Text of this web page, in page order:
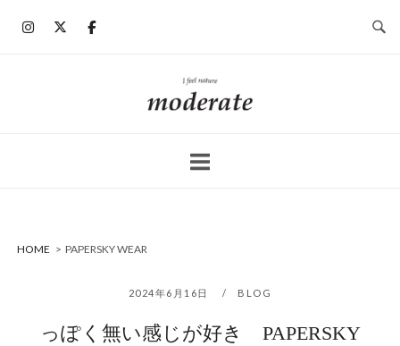
ホ
ー
HOME > PAPERSKY WEAR
2024年6月16日 BLOG
っぽく無い感じが好き PAPERSKY